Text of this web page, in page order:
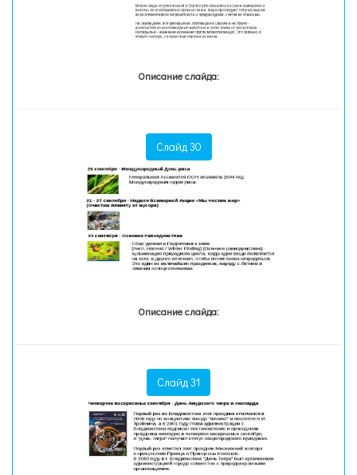
Описание слайда:
Слайд 30
Описание слайда:
Слайд 31